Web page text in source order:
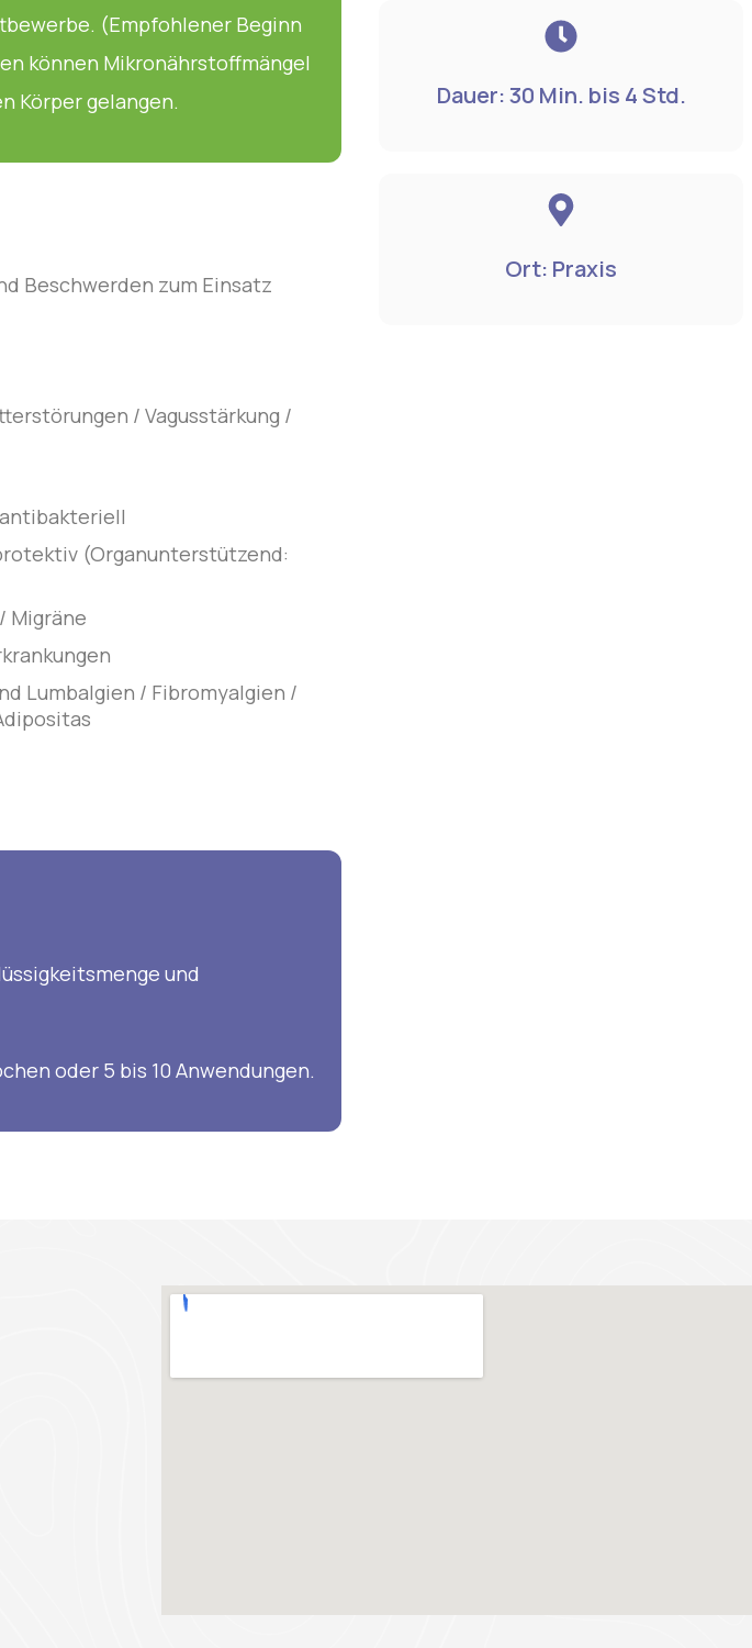
(Empfohlener Beginn
können Mikronährstoffmängel
Körper gelangen.
Beschwerden zum Einsatz
/ Vagusstärkung /
(Organunterstützend:
Migräne
Lumbalgien / Fibromyalgien /
und
oder 5 bis 10 Anwendungen.
Dauer: 30 Min. bis 4 Std.
Ort: Praxis